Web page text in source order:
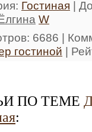
: Гостиная |
W
: 6686 |
гостиной |
ПО ТЕМЕ
: